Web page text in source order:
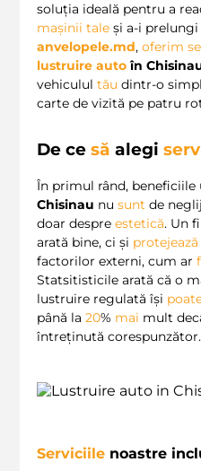
soluția ideală pentru a
mașinii tale și a-i prelungi
anvelopele.md, oferim
lustruire auto în
vehiculul tău dintr-o
carte de vizită pe patru
De ce să alegi
În primul rând, beneficiile
Chisinau nu sunt de
doar despre estetică. Un
arată bine, ci și
factorilor externi, cum ar
Statsitisticile arată că o
lustruire regulată își
până la 20% mai mult
întreținută corespunzător.
Serviciile noastre